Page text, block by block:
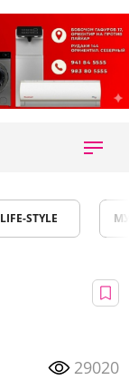
LIFE-STYLE
29020